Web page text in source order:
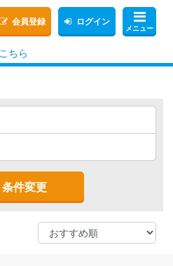
メニュー
会員登録 ログイン
ちら
条件変更